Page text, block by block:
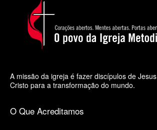
A missão da igreja é fazer discípulos de Jesus
Cristo para a transformação do mundo.
O Que Acreditamos